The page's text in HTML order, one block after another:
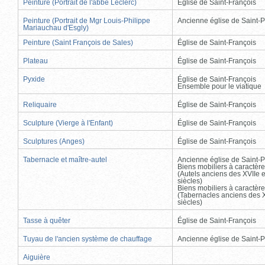
Peinture (Portrait de l'abbé Leclerc) Église de Saint-François
Peinture (Portrait de Mgr Louis-Philippe
Mariauchau d'Esgly)
Ancienne église de Saint-
Peinture (Saint François de Sales) Église de Saint-François
Plateau Église de Saint-François
Pyxide
Église de Saint-François
Ensemble pour le viatique
Reliquaire Église de Saint-François
Sculpture (Vierge à l'Enfant) Église de Saint-François
Sculptures (Anges) Église de Saint-François
Tabernacle et maître-autel
Ancienne église de Saint-
Biens mobiliers à
(Autels anciens des XVIIe
siècles)
Biens mobiliers à
(Tabernacles anciens des
siècles)
Tasse à quêter Église de Saint-François
Tuyau de l'ancien système de chauffage Ancienne église de Saint-
Aiguière